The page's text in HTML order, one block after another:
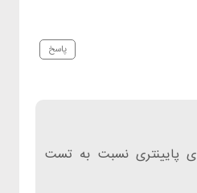
پاسخ
پایینتری نسبت به تست